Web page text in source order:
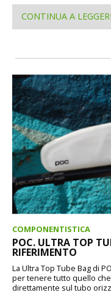
CONTINUA A
COMPONENTISTICA
POC. ULTRA TOP
RIFERIMENTO
La Ultra Top Tube Bag di
per tenere tutto quello
direttamente sul tubo